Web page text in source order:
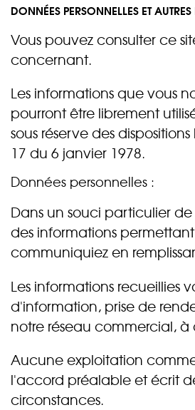
DONNÉES PERSONNELLES ET
Vous pouvez consulter ce
concernant.
Les informations que vous
pourront être librement
sous réserve des
17 du 6 janvier 1978.
Données personnelles :
Dans un souci particulier
des informations
communiquiez en
Les informations recueillies
d'information, prise de
notre réseau commercial,
Aucune exploitation
l'accord préalable et écrit
circonstances.